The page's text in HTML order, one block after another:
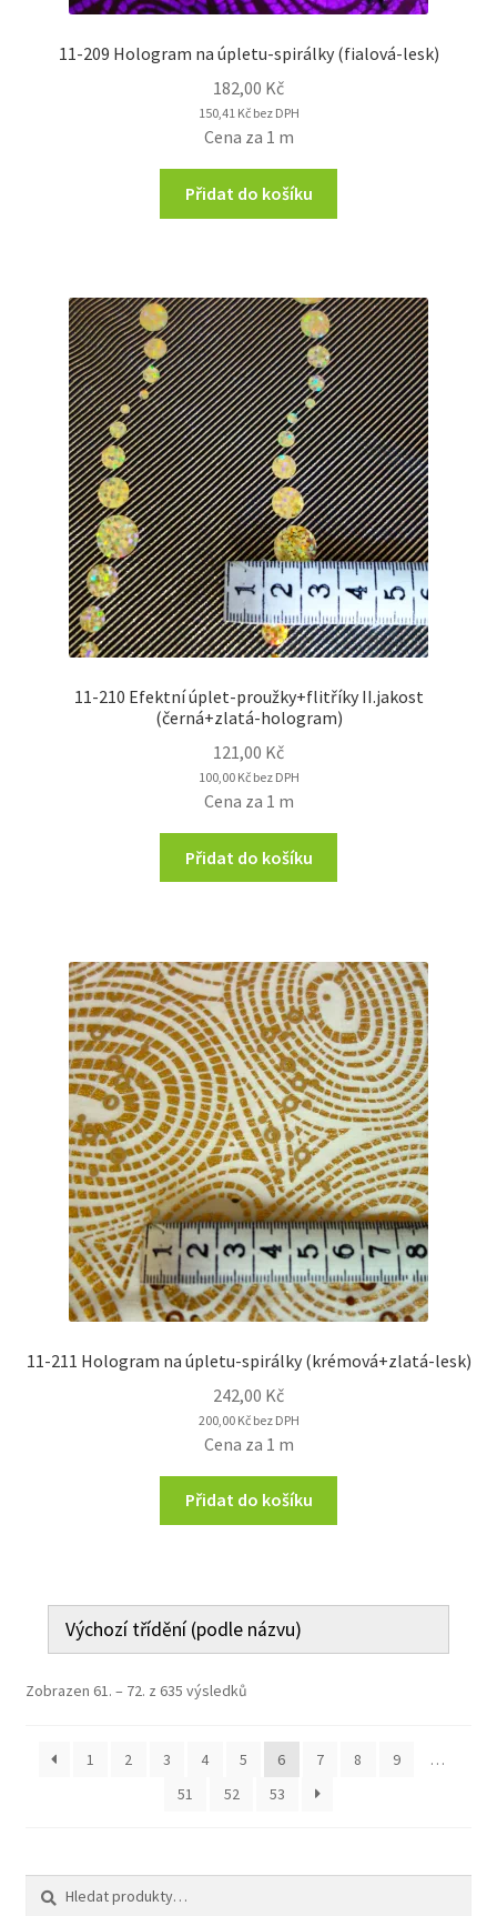
11-209 Hologram na úpletu-spirálky (fialová-lesk)
182,00 Kč
150,41 Kčbez DPH
Cena za 1 m
Přidat do košíku
11-210 Efektní úplet-proužky+flitříky II.jakost
(černá+zlatá-hologram)
121,00 Kč
100,00 Kčbez DPH
Cena za 1 m
Přidat do košíku
11-211 Hologram na úpletu-spirálky (krémová+zlatá-lesk)
242,00 Kč
200,00 Kčbez DPH
Cena za 1 m
Přidat do košíku
Zobrazen 61. – 72. z 635 výsledků
1 2 3 4 5 6 7 8 9
…
51
52 53
Hledat:
Hledat